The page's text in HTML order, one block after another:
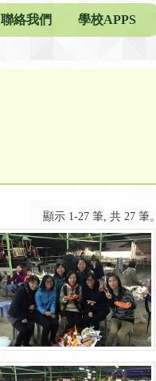
聯絡我們 學校APPS
顯示 1-27 筆, 共 27 筆。